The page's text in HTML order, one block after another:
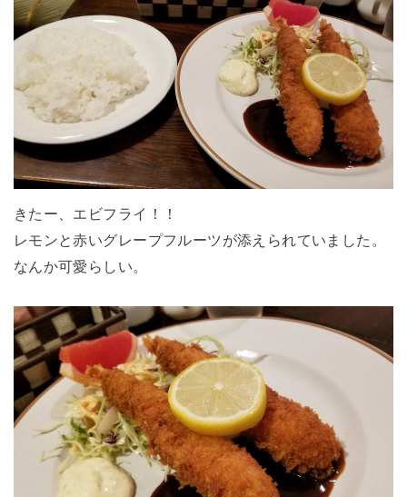
きたー、エビフライ！！
レモンと赤いグレープフルーツが添えられていました。
なんか可愛らしい。